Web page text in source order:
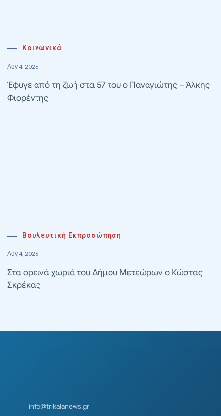
Κοινωνικά
Αυγ 4, 2026
Έφυγε από τη ζωή στα 57 του ο Παναγιώτης – Άλκης
Φιορέντης
Βουλευτική Εκπροσώπηση
Αυγ 4, 2026
Στα ορεινά χωριά του Δήμου Μετεώρων ο Κώστας
Σκρέκας
info@trikalanews.gr